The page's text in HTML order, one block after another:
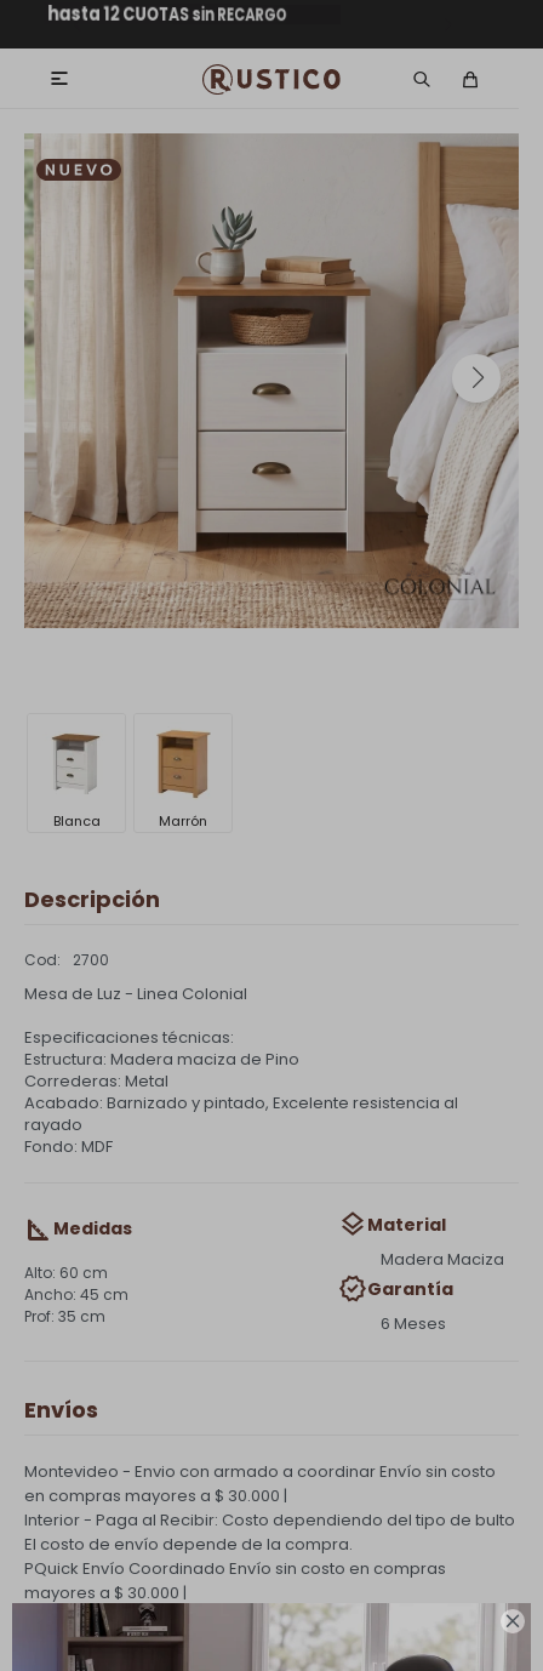

ENVÍOS A TODO EL PAÍS
GARANTÍA DE DEVOLUCIÓN
hasta 12 CUOTAS sin RECARGO
dentro de MONTEVIDEO en

Blanca Marrón
Descripción
2700
Mesa de Luz - Linea Colonial
Especificaciones técnicas:
Estructura: Madera maciza de Pino
Correderas: Metal
Acabado: Barnizado y pintado, Excelente resistencia al
rayado
Fondo: MDF
Medidas
60 cm
45 cm
35 cm
Material
Madera Maciza
Garantía
6 Meses
Envíos
Montevideo - Envio con armado a coordinarEnvío sin costo
en compras mayores a $ 30.000 |
Interior - Paga al Recibir: Costo dependiendo del tipo de bulto
El costo de envío depende de la compra.
PQuick Envío Coordinado Envío sin costo en compras
mayores a $ 30.000 |
Cambios y Devoluciones